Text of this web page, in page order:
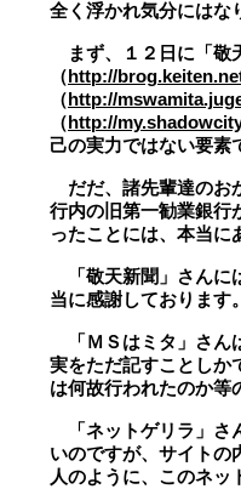
全く浮かれ気分にはな
まず、１２日に「敬
（ http://
（ http://
（ http://
己の実力ではない要素
だだ、諸先輩達のお
行内の旧第一勧業銀行
ったことには、本当に
「 敬天新聞 」さん
当に感謝しております。
「 ＭＳはミタ 」さん
実をただ記すことしか
は何故行われたのか等
「 ネットゲリラ 」さ
いのですが、サイトの
人のように、このネッ